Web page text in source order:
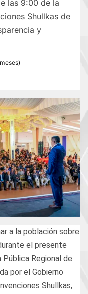
las 9:00 de la
Shullkas de
y
a la población sobre
el presente
Pública Regional de
por el Gobierno
Shullkas,